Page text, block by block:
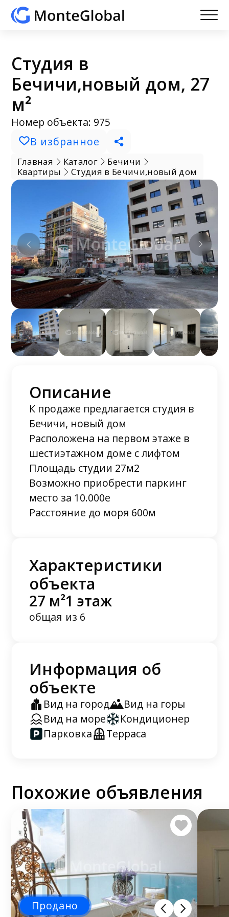
Студия в
Бечичи,новый дом, 27
м²
Номер объекта: 975
В избранное
Главная Каталог
Бечичи
Квартиры
Студия в Бечичи,новый дом
Описание
К продаже предлагается студия в
Бечичи, новый дом
Расположена на первом этаже в
шестиэтажном доме с лифтом
Площадь студии 27м2
Возможно приобрести паркинг
место за 10.000е
Расстояние до моря 600м
Характеристики
объекта
27 м²
общая
1 этаж
из 6
Информация об
объекте
Вид на город
Вид на горы
Вид на море
Кондиционер
Парковка
Терраса
Похожие объявления
Продано